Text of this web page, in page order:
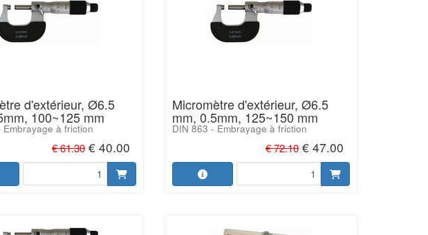
d'extérieur, Ø6.5
100~125 mm
Embrayage à friction
€ 61.30 € 40.00
Micromètre d'extérieur, Ø6.5
mm, 0.5mm, 125~150 mm
DIN 863 - Embrayage à friction
€ 72.10 € 47.00